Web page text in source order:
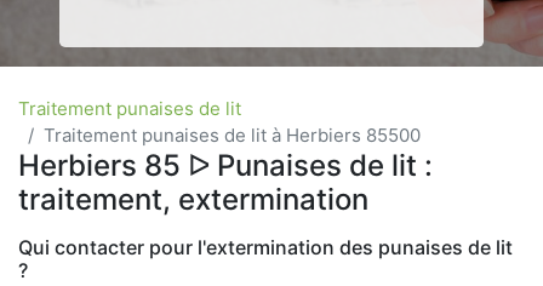
Traitement punaises de lit
Traitement punaises de lit à Herbiers 85500
Herbiers 85 ᐅ Punaises de lit :
traitement, extermination
Qui contacter pour l'extermination des punaises de lit
?